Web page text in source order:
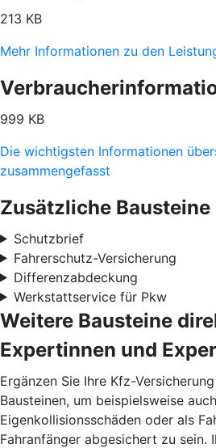
213 KB
Mehr Informationen zu den
999 KB
Die wichtigsten Informationen
zusammengefasst
Zusätzliche Bausteine
Schutzbrief
Fahrerschutz-Versicherung
Differenzabdeckung
Werkstattservice für Pkw
Weitere Bausteine
Expertinnen und
Ergänzen Sie Ihre Kfz-
Bausteinen, um beispielsweise
Eigenkollisionsschäden oder als
Fahranfänger abgesichert zu sein.